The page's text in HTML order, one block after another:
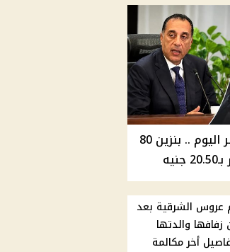
أسعار الوقود في مصر اليوم .. بنزين 80
عروس الشرقية بعد
والدتها
أخر مكالمة